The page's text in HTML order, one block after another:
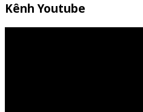
Kênh Youtube